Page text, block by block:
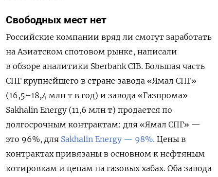
Свободных мест нет
Российские компании вряд ли смогут заработать
на Азиатском спотовом рынке, написали
в обзоре аналитики Sberbank CIB. Большая часть
СПГ крупнейшего в стране завода «Ямал СПГ»
(16,5–18,4 млн т в год) и завода «Газпрома»
Sakhalin Energy (11,6 млн т) продается по
долгосрочным контрактам: для «Ямал СПГ» —
это 96%, для Sakhalin Energy — 98%. Цены в
контрактах привязаны в основном к нефтяным
котировкам и ценам на газовых хабах. Оба завода